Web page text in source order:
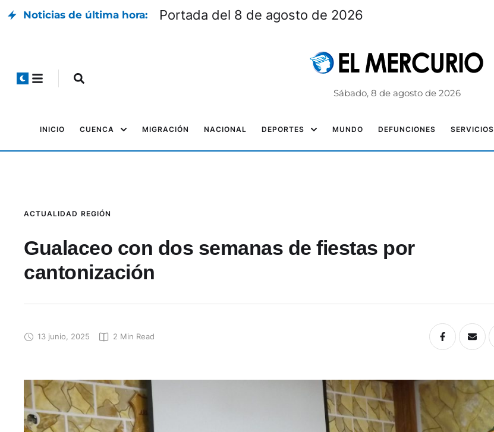
Noticias de última hora: Portada del 8 de agosto de 2026
Sábado, 8 de agosto de 2026
INICIO CUENCA MIGRACIÓN NACIONAL DEPORTES MUNDO DEFUNCIONES SERVICIOS
ACTUALIDAD REGIÓN
Gualaceo con dos semanas de fiestas por
cantonización
13 junio, 2025 2 Min Read